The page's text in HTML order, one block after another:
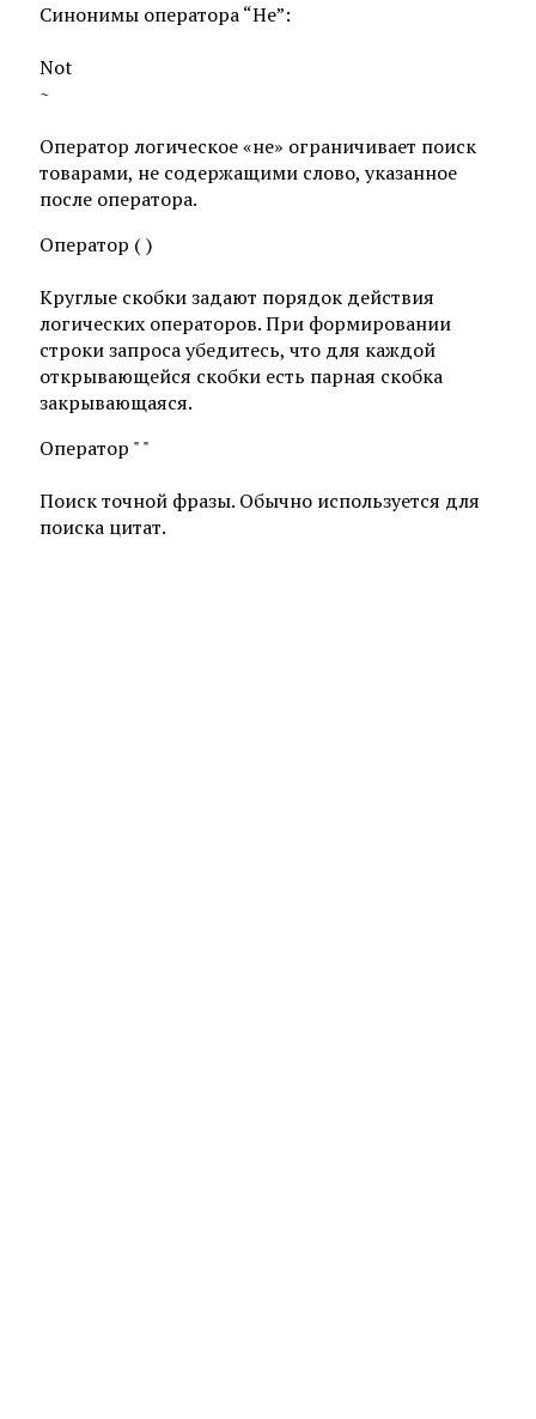
Синонимы оператора “Не”:
Not
~
Оператор логическое «не» ограничивает поиск
товарами, не содержащими слово, указанное
после оператора.
Оператор ( )
Круглые скобки задают порядок действия
логических операторов. При формировании
строки запроса убедитесь, что для каждой
открывающейся скобки есть парная скобка
закрывающаяся.
Оператор " "
Поиск точной фразы. Обычно используется для
поиска цитат.